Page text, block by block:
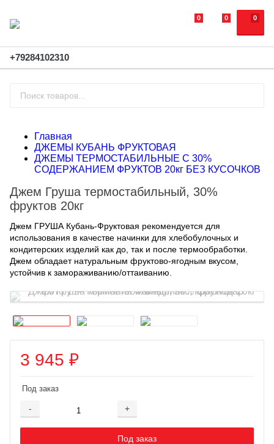
0
0 0
+79284102310
Главная
ДЖЕМЫ КУБАНЬ ФРУКТОВАЯ
ДЖЕМЫ ТЕРМОСТАБИЛЬНЫЕ С 30%
СОДЕРЖАНИЕМ ФРУКТОВ 20кг БЕЗ КУСОЧКОВ
Джем Груша термостабильный, 30%
фруктов 20кг
Джем ГРУША Кубань-Фруктовая рекомендуется для
использования в качестве начинки для хлебобулочных и
кондитерских изделий как до, так и после термообработки.
Джем обладает натуральным фруктово-ягодным вкусом,
устойчив к замораживанию/оттаиванию.
3 945 ₽
Под заказ
- +
Добавляется...
Под заказ
Добавлен